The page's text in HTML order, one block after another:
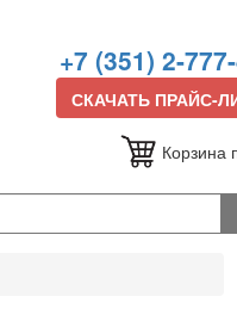
+7 (351) 2-
СКАЧАТЬ ПРАЙС-
Корзина